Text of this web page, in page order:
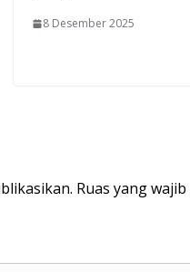
8 Desember 2025
Ruas yang